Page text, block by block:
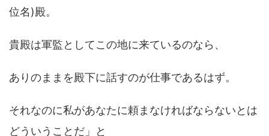
位名)殿。
貴殿は軍監としてこの地に来ているのなら、
ありのままを殿下に話すのが仕事であるはず。
それなのに私があなたに頼まなければならないとは
どういうことだ」と